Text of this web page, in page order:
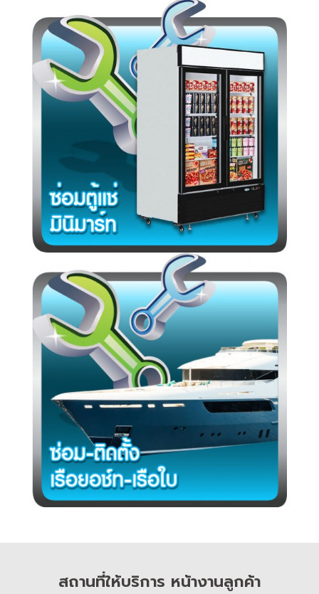
สถานที่ให้บริการ หน้างานลูกค้า